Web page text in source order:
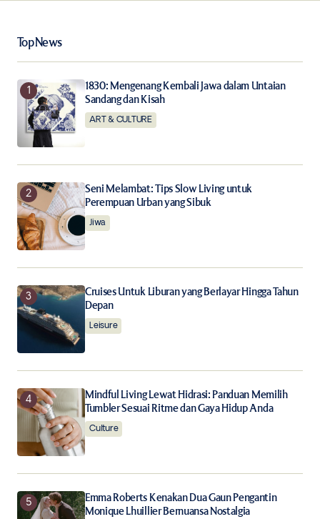
Your Name
Your E-mail*
Save my name, email, and website in this browser for
the next time I comment.
Notify me of new posts by email.
Submit Comment
Top News
1830: Mengenang Kembali Jawa dalam Untaian
Sandang dan Kisah
ART & CULTURE
Seni Melambat: Tips Slow Living untuk
Perempuan Urban yang Sibuk
Jiwa
Cruises Untuk Liburan yang Berlayar Hingga Tahun
Depan
Leisure
Mindful Living Lewat Hidrasi: Panduan Memilih
Tumbler Sesuai Ritme dan Gaya Hidup Anda
Culture
Emma Roberts Kenakan Dua Gaun Pengantin
Monique Lhuillier Bernuansa Nostalgia